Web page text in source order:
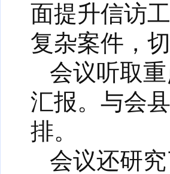
面提升信访
复杂案件，
会议听取
汇报。与会
排。
会议还研